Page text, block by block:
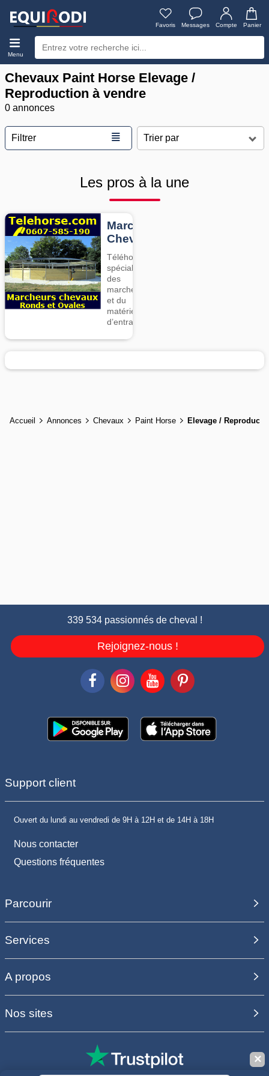
Favoris Messages Compte Panier
Menu
Chevaux Paint Horse Elevage /
Reproduction à vendre
0 annonces
Filtrer ≣
Les pros à la une
Marcheurs
Chevaux
Téléhorse,
spécialiste
des
marcheurs
et du
matériel
d’entrainement
Accueil Annonces Chevaux Paint Horse Elevage /
339 534 passionnés de cheval !
Rejoignez-nous !
Support client
Ouvert du lundi au vendredi de 9H à 12H et de 14H à 18H
Nous contacter
Questions fréquentes
Parcourir
Services
A propos
Nos sites
✕